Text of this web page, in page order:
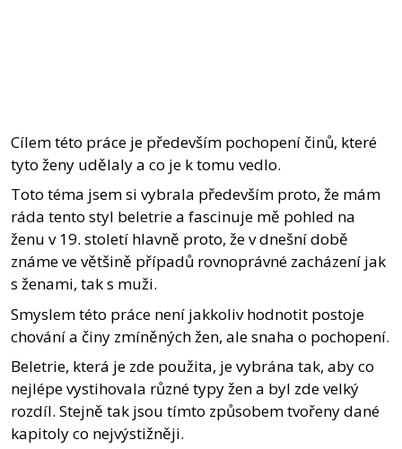
Cílem této práce je především pochopení činů, které
tyto ženy udělaly a co je k tomu vedlo.
Toto téma jsem si vybrala především proto, že mám
ráda tento styl beletrie a fascinuje mě pohled na
ženu v 19. století hlavně proto, že v dnešní době
známe ve většině případů rovnoprávné zacházení jak
s ženami, tak s muži.
Smyslem této práce není jakkoliv hodnotit postoje
chování a činy zmíněných žen, ale snaha o pochopení.
Beletrie, která je zde použita, je vybrána tak, aby co
nejlépe vystihovala různé typy žen a byl zde velký
rozdíl. Stejně tak jsou tímto způsobem tvořeny dané
kapitoly co nejvýstižněji.